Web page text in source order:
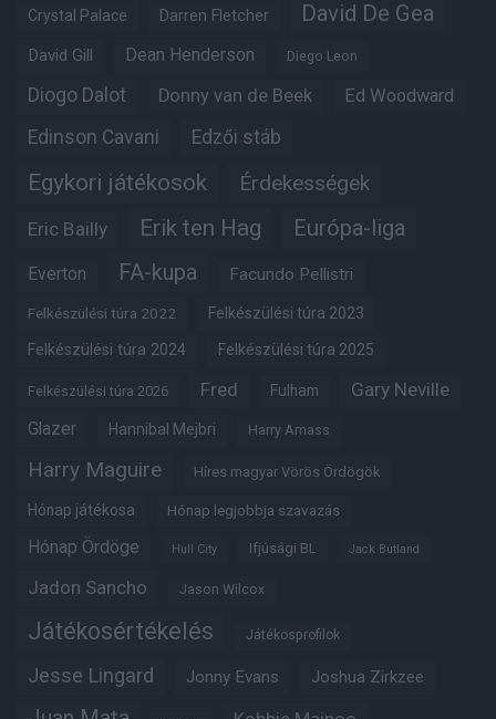
Crystal Palace Darren Fletcher David De Gea
David Gill Dean Henderson Diego Leon
Diogo Dalot Donny van de Beek Ed Woodward
Edinson Cavani Edzői stáb
Egykori játékosok Érdekességek
Eric Bailly Erik ten Hag Európa-liga
Everton FA-kupa Facundo Pellistri
Felkészülési túra 2022 Felkészülési túra 2023
Felkészülési túra 2024 Felkészülési túra 2025
Felkészülési túra 2026 Fred Fulham Gary Neville
Glazer Hannibal Mejbri Harry Amass
Harry Maguire Híres magyar Vörös Ördögök
Hónap játékosa Hónap legjobbja szavazás
Hónap Ördöge Hull City Ifjúsági BL Jack Butland
Jadon Sancho Jason Wilcox
Játékosértékelés Játékosprofilok
Jesse Lingard Jonny Evans Joshua Zirkzee